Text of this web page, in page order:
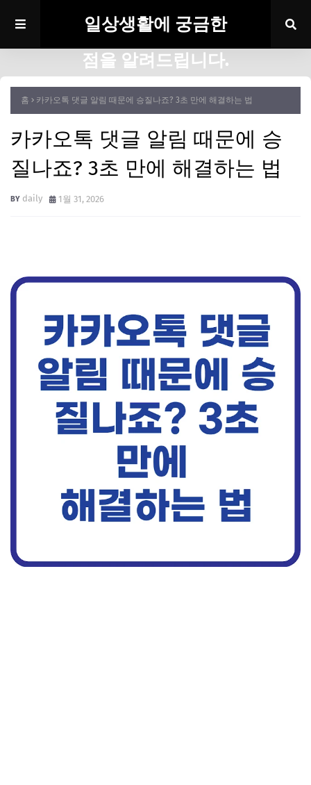
일상생활에 궁금한
점을 알려드립니다.
홈 카카오톡 댓글 알림 때문에 승질나죠? 3초 만에 해결하는 법
카카오톡 댓글 알림 때문에 승
질나죠? 3초 만에 해결하는 법
daily 1월 31, 2026